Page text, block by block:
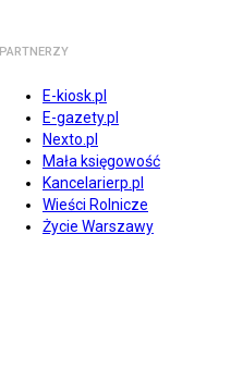
PARTNERZY
E-kiosk.pl
E-gazety.pl
Nexto.pl
Mała księgowość
Kancelarierp.pl
Wieści Rolnicze
Życie Warszawy